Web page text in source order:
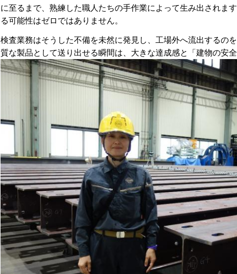
に至るまで、熟練した職人たちの手作業によって生み出されま
る可能性はゼロではありません。
検査業務はそうした不備を未然に発見し、工場外へ流出するの
質な製品として送り出せる瞬間は、大きな達成感と「建物の安